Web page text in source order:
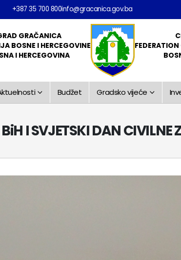
+387 35 700 800info@gracanica.gov.ba
GRAČANICA
BOSNE I HERCEGOVINE
I HERCEGOVINA
Budžet Gradsko vijeće
I SVJETSKI DAN CIVILNE